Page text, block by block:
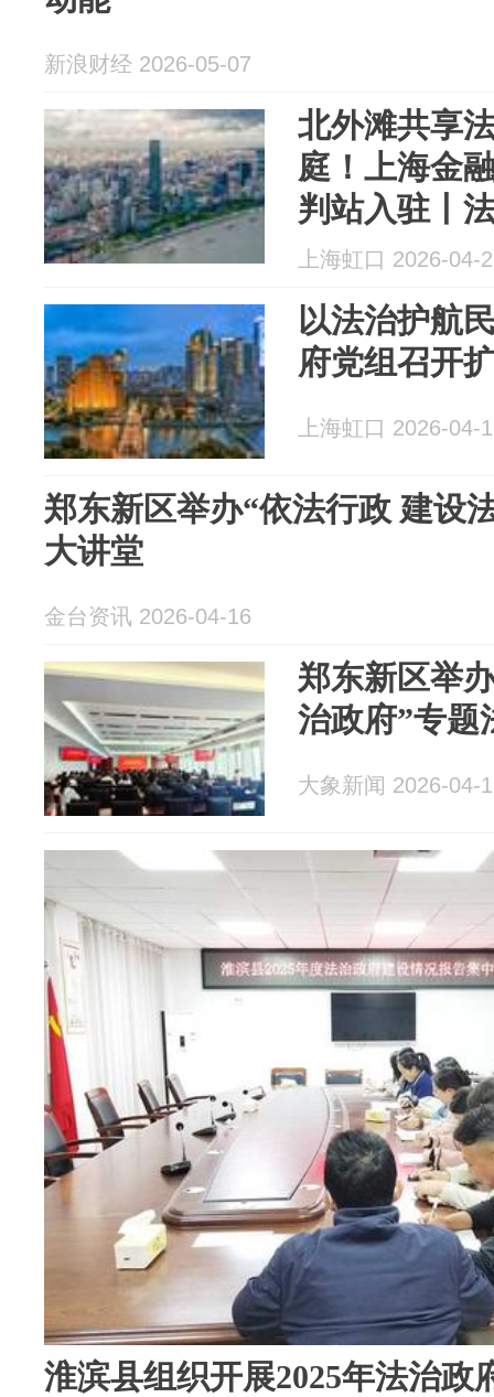
新浪财经 2026-05-07
北外滩共享
庭！上海金
判站入驻丨
上海虹口 2026-04-
以法治护航
府党组召开
上海虹口 2026-04-
郑东新区举办“依法行政 建设
大讲堂
金台资讯 2026-04-16
郑东新区举
治政府”专题
大象新闻 2026-04-
淮滨县组织开展2025年法治政